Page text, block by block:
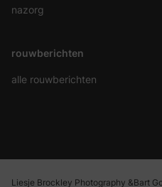
nazorg
rouwberichten
alle rouwberichten
Liesje Brockley Photography &Bart